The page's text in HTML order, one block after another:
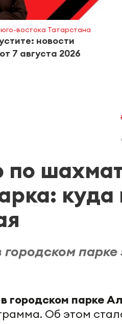
востока Татарстана
новости
7 августа 2026
по
куда
в городском парке
Об этом